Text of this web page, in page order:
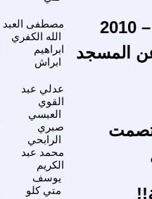
مصطفى العبد
الله الكفري
ابراهيم
ابراش
المسجد
عدلي عبد
القوي
العبسي
صبري
الرابحي
تصمت
محمد عبد
الكريم
يوسف
متي كلو